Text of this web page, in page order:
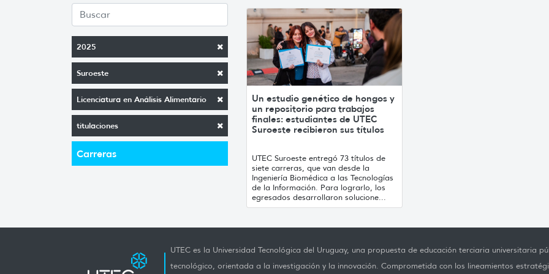
2025
Suroeste
Licenciatura en Análisis Alimentario
titulaciones
Carreras
Un estudio genético de hongos y
un repositorio para trabajos
finales: estudiantes de UTEC
Suroeste recibieron sus títulos
UTEC Suroeste entregó 73 títulos de
siete carreras, que van desde la
Ingeniería Biomédica a las Tecnologías
de la Información. Para lograrlo, los
egresados desarrollaron solucione...
UTEC es la Universidad Tecnológica del Uruguay, una propuesta de educación terciaria universitaria
tecnológico, orientada a la investigación y la innovación. Comprometida con los lineamientos